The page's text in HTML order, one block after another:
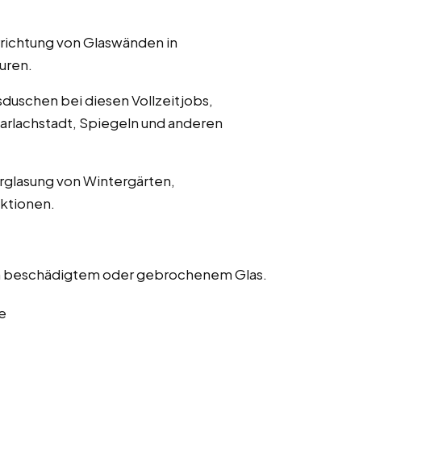
von Glaswänden in
bei diesen Vollzeitjobs,
Spiegeln und anderen
von Wintergärten,
beschädigtem oder gebrochenem Glas.